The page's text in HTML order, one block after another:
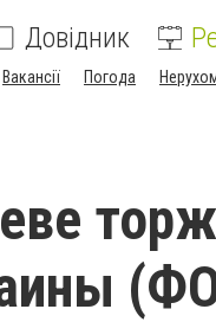
Довідник
Вакансії Погода